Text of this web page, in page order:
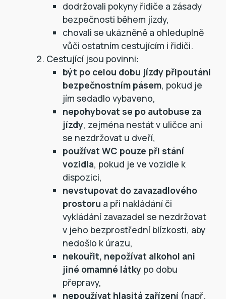
dodržovali pokyny řidiče a zásady
bezpečnosti během jízdy,
chovali se ukázněně a ohleduplně
vůči ostatním cestujícím i řidiči.
Cestující jsou povinni:
být po celou dobu jízdy připoutáni
bezpečnostním pásem, pokud je
jím sedadlo vybaveno,
nepohybovat se po autobuse za
jízdy, zejména nestát v uličce ani
se nezdržovat u dveří,
používat WC pouze při stání
vozidla, pokud je ve vozidle k
dispozici,
nevstupovat do zavazadlového
prostoru a při nakládání či
vykládání zavazadel se nezdržovat
v jeho bezprostřední blízkosti, aby
nedošlo k úrazu,
nekouřit, nepožívat alkohol ani
jiné omamné látky po dobu
přepravy,
nepoužívat hlasitá zařízení (např.